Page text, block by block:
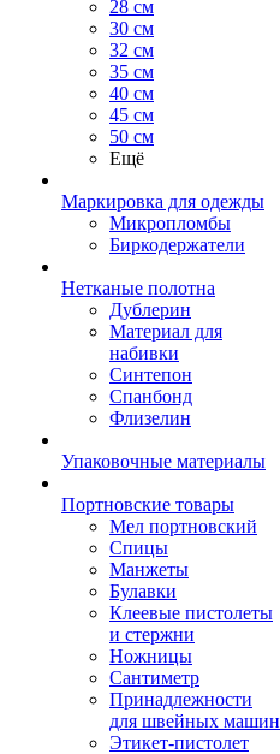
28 см
30 см
32 см
35 см
40 см
45 см
50 см
Ещё
Маркировка для одежды
Микропломбы
Биркодержатели
Нетканые полотна
Дублерин
Материал для
набивки
Синтепон
Спанбонд
Флизелин
Упаковочные материалы
Портновские товары
Мел портновский
Спицы
Манжеты
Булавки
Клеевые пистолеты
и стержни
Ножницы
Сантиметр
Принадлежности
для швейных машин
Этикет-пистолет